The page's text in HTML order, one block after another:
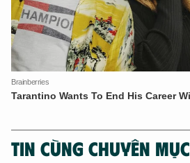
TIN CÙNG CHUYÊN MỤC